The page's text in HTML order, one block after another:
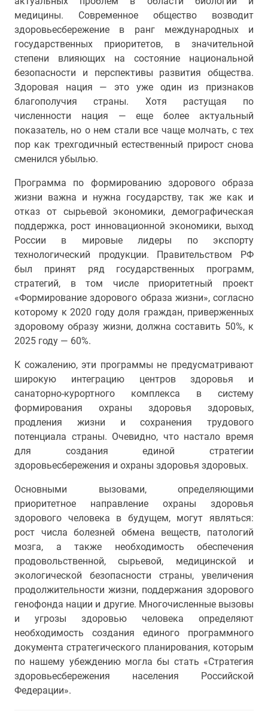
медицины. Современное общество возводит
здоровьесбережение в ранг международных и
государственных приоритетов, в значительной
степени влияющих на состояние национальной
безопасности и перспективы развития общества.
Здоровая нация — это уже один из признаков
благополучия страны. Хотя растущая по
численности нация — еще более актуальный
показатель, но о нем стали все чаще молчать, с тех
пор как трехгодичный естественный прирост снова
сменился убылью.
Программа по формированию здорового образа
жизни важна и нужна государству, так же как и
отказ от сырьевой экономики, демографическая
поддержка, рост инновационной экономики, выход
России в мировые лидеры по экспорту
технологический продукции. Правительством РФ
был принят ряд государственных программ,
стратегий, в том числе приоритетный проект
«Формирование здорового образа жизни», согласно
которому к 2020 году доля граждан, приверженных
здоровому образу жизни, должна составить 50%, к
2025 году — 60%.
К сожалению, эти программы не предусматривают
широкую интеграцию центров здоровья и
санаторно-курортного комплекса в систему
формирования охраны здоровья здоровых,
продления жизни и сохранения трудового
потенциала страны. Очевидно, что настало время
для создания единой стратегии
здоровьесбережения и охраны здоровья здоровых.
Основными вызовами, определяющими
приоритетное направление охраны здоровья
здорового человека в будущем, могут являться:
рост числа болезней обмена веществ, патологий
мозга, а также необходимость обеспечения
продовольственной, сырьевой, медицинской и
экологической безопасности страны, увеличения
продолжительности жизни, поддержания здорового
генофонда нации и другие. Многочисленные вызовы
и угрозы здоровью человека определяют
необходимость создания единого программного
документа стратегического планирования, которым
по нашему убеждению могла бы стать «Стратегия
здоровьесбережения населения Российской
Федерации».